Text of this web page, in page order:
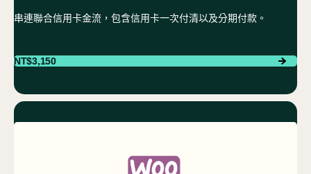
串連聯合信用卡金流，包含信用卡一次付清以及分期付款。
NT$3,150